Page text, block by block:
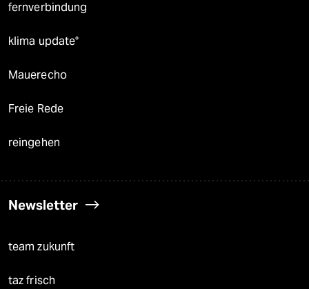
fernverbindung
klima update°
Mauerecho
Freie Rede
reingehen
Newsletter
team zukunft
taz frisch